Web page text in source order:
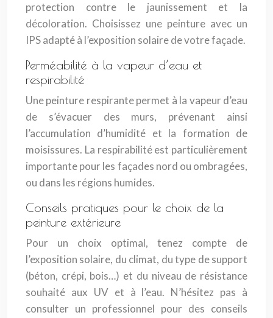
protection contre le jaunissement et la
décoloration. Choisissez une peinture avec un
IPS adapté à l’exposition solaire de votre façade.
Perméabilité à la vapeur d’eau et
respirabilité
Une peinture respirante permet à la vapeur d’eau
de s’évacuer des murs, prévenant ainsi
l’accumulation d’humidité et la formation de
moisissures. La respirabilité est particulièrement
importante pour les façades nord ou ombragées,
ou dans les régions humides.
Conseils pratiques pour le choix de la
peinture extérieure
Pour un choix optimal, tenez compte de
l’exposition solaire, du climat, du type de support
(béton, crépi, bois…) et du niveau de résistance
souhaité aux UV et à l’eau. N’hésitez pas à
consulter un professionnel pour des conseils